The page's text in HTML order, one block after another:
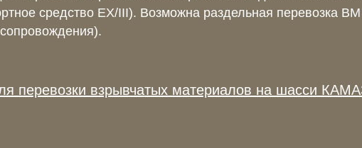
средство ЕХ/III). Возможна раздельная перевозка
перевозки взрывчатых материалов на шасси